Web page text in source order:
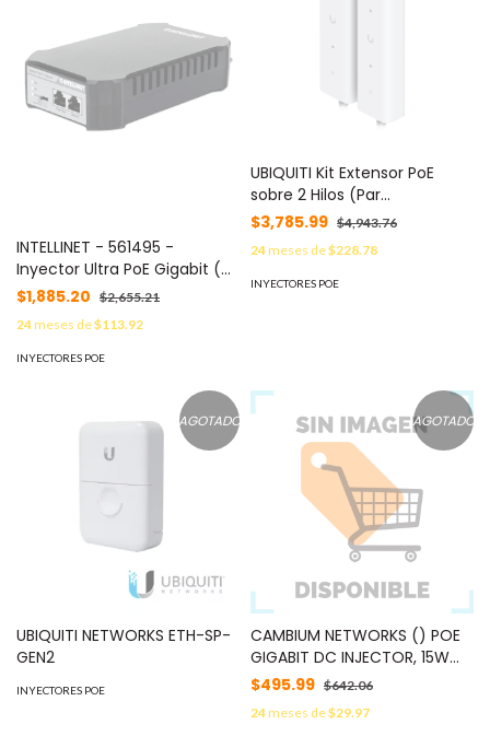
INTELLINET - 561495 -
Inyector Ultra PoE Gigabit (95
W) / 1 puerto de 95 W, IEEE
802.3bt y cumple con IEEE
802.3at/af, carcasa de
plástico
$1,885.20 $2,655.21
24meses de$113.92
INYECTORES POE
UBIQUITI Kit Extensor PoE
sobre 2 Hilos (Par
Transmisor/Receptor) para
Cable Par Trenzado o
Coaxial, Entrada PoE++ y
Salida PoE/PoE+, Incluye
$3,785.99 $4,943.76
24meses de$228.78
INYECTORES POE
AGOTADO
UBIQUITI NETWORKS ETH-SP-
GEN2
INYECTORES POE
AGOTADO
CAMBIUM NETWORKS () POE
GIGABIT DC INJECTOR, 15W
OUTPUT AT 56V, ENERGY
LEVEL 6, 0C TO 40C MOD:
N000900L017A
$495.99 $642.06
24meses de$29.97